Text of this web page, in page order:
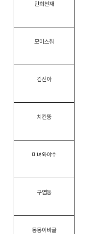
민희천재
모이스춰
김선아
치킨뚱
미녀와야수
구염둥
몽몽이비글